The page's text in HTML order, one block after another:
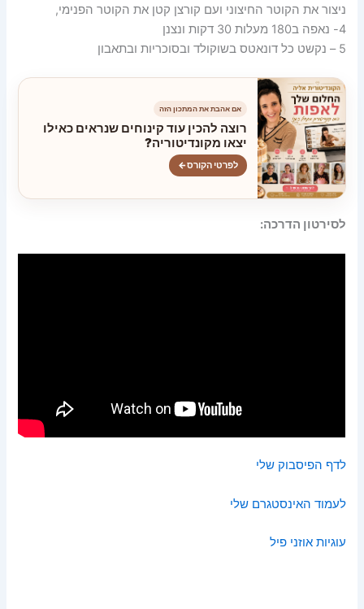
ניצור את הקוטר החיצוני ועם קורצן קטן את הקוטר הפנימי,
4- נאפה ב180 מעלות 30 דקות ונצנן
5 – נקשט כל דונאטס בשוקולד ובסוכריות ובתאבון
אם אהבת את המתכון הזה
רוצה להכין עוד קינוחים שנראים כאילו
יצאו מקונדיטוריה?
לפרטי הקורס←
לסירטון הדרכה:
לדף הפיסבוק שלי
לעמוד האינסטגרם שלי
עוגיות אוזני פיל